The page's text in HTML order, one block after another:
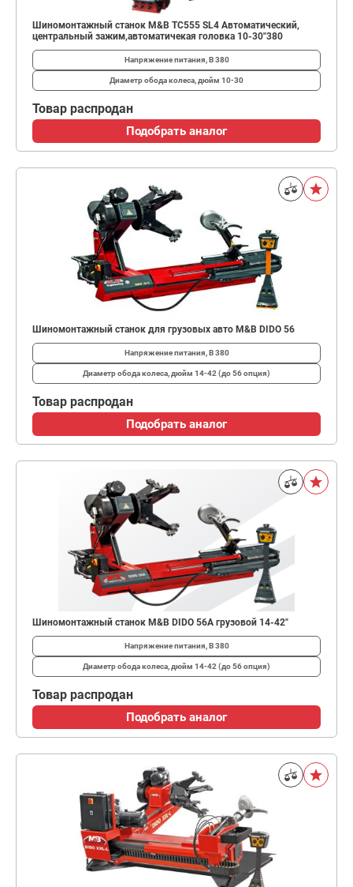
Шиномонтажный станок M&B TC555 SL4 Автоматический,
центральный зажим,автоматичекая головка 10-30"380
Напряжение питания, В380
Диаметр обода колеса, дюйм 10-30
Товар распродан
Подобрать аналог
Шиномонтажный станок для грузовых авто M&B DIDO 56
Напряжение питания, В380
Диаметр обода колеса, дюйм 14-42 (до 56 опция)
Товар распродан
Подобрать аналог
Шиномонтажный станок M&B DIDO 56A грузовой 14-42"
Напряжение питания, В380
Диаметр обода колеса, дюйм 14-42 (до 56 опция)
Товар распродан
Подобрать аналог